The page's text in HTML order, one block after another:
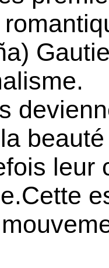
leur